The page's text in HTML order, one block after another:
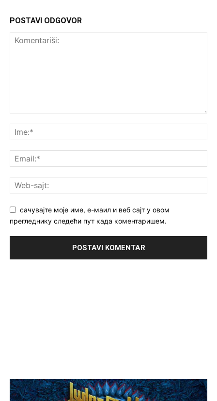
POSTAVI ODGOVOR
сачувајте моје име, е-маил и веб сајт у овом
прегледнику следећи пут када коментаришем.